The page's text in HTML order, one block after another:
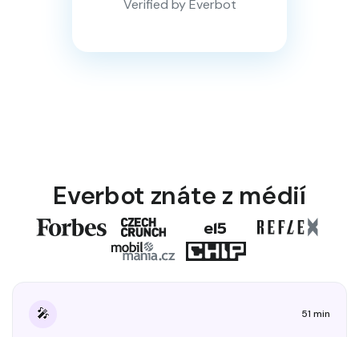
Verified by Everbot
Everbot znáte z médií
🎤 51 min